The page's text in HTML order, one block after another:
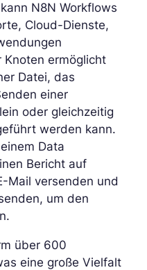
N8N Workflows
Cloud-Dienste,
ermöglicht
Datei, das
einer
oder gleichzeitig
werden kann.
Data
Bericht auf
Mail versenden und
um den
über 600
eine große Vielfalt